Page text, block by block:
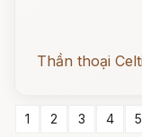
Thần thoại
1 2 3 4 5